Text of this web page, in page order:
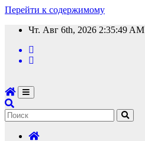
Перейти к содержимому
Чт. Авг 6th, 2026 2:35:51 AM